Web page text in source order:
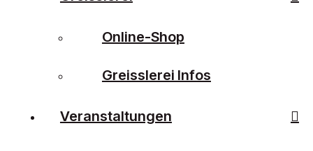
Online-Shop
Greisslerei Infos
Veranstaltungen